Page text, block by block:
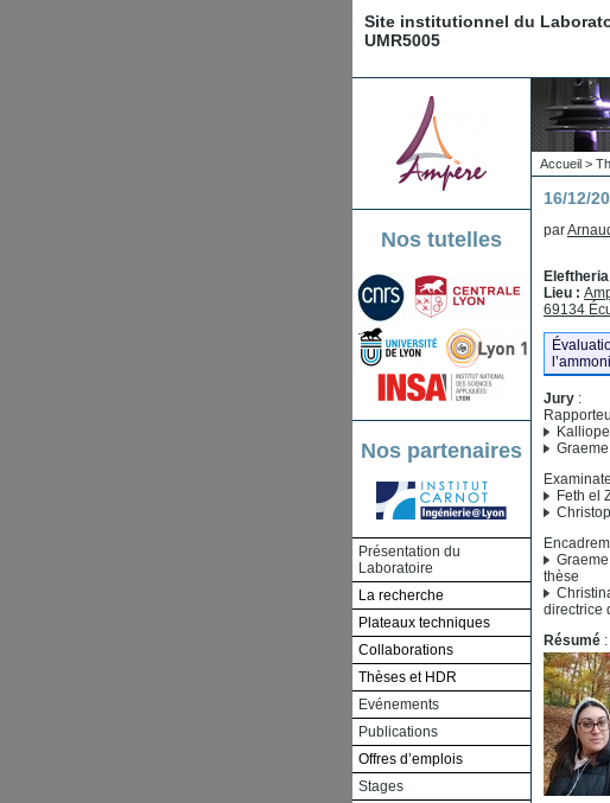
Site institutionnel du
UMR5005
Nos tutelles
Nos partenaires
Présentation du
Laboratoire
La recherche
Plateaux techniques
Collaborations
Thèses et HDR
Evénements
Publications
Offres d’emplois
Stages
Accueil >
16/12/
par
Eleftheria
Lieu :
69134
Jury :
Feth el
thèse
directrice
Résumé :